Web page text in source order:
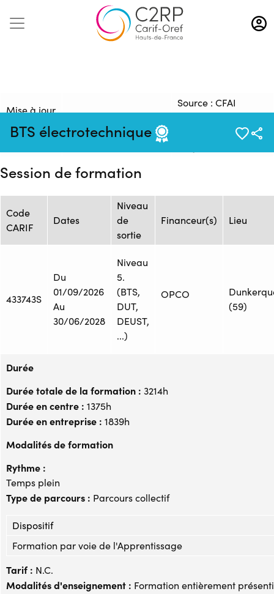
Aller
au
contenu
BTS électrotechnique
Mise à jour
02/10/2025
Formation :
ONISEP_1525_146728
Source : CFAI
REGION NORD
PAS-DE-CALAIS -
Session de formation
Code
CARIF
Dates
Niveau
de
sortie
Financeur(s) Lieu
433743S
Du
01/09/2026
Au
30/06/2028
Niveau
5.
(BTS,
DUT,
DEUST,
...)
OPCO
(59)
Durée
Durée totale de la formation : 3214h
Durée en centre : 1375h
Durée en entreprise : 1839h
Modalités de formation
Rythme :
Temps plein
Type de parcours : Parcours collectif
Dispositif
Formation par voie de l'Apprentissage
Tarif : N.C.
Modalités d'enseignement : Formation entièrement